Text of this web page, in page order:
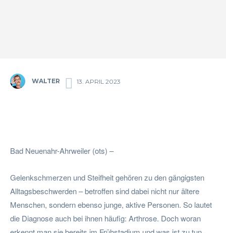
WALTER 13. APRIL 2023
Bad Neuenahr-Ahrweiler (ots) –
Gelenkschmerzen und Steifheit gehören zu den gängigsten
Alltagsbeschwerden – betroffen sind dabei nicht nur ältere
Menschen, sondern ebenso junge, aktive Personen. So lautet
die Diagnose auch bei ihnen häufig: Arthrose. Doch woran